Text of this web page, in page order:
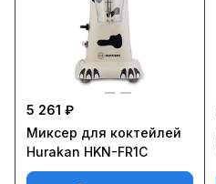
5 261 ₽
Миксер для коктейлей
Hurakan HKN-FR1C